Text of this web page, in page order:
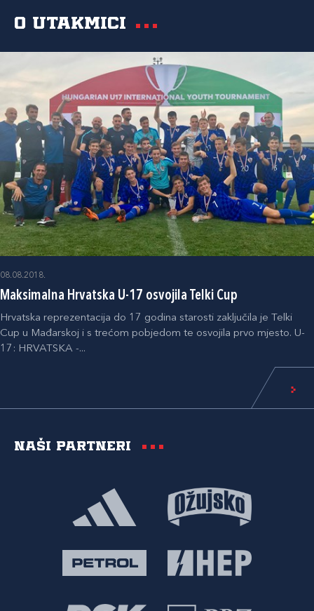
O utakmici
08.08.2018.
Maksimalna Hrvatska U-17 osvojila Telki Cup
Hrvatska reprezentacija do 17 godina starosti zaključila je Telki
Cup u Mađarskoj i s trećom pobjedom te osvojila prvo mjesto. U-
17: HRVATSKA -...
Naši partneri